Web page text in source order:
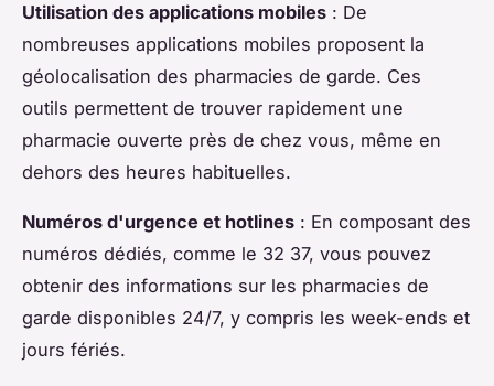
Utilisation des applications mobiles : De
nombreuses applications mobiles proposent la
géolocalisation des pharmacies de garde. Ces
outils permettent de trouver rapidement une
pharmacie ouverte près de chez vous, même en
dehors des heures habituelles.
Numéros d'urgence et hotlines : En composant des
numéros dédiés, comme le 32 37, vous pouvez
obtenir des informations sur les pharmacies de
garde disponibles 24/7, y compris les week-ends et
jours fériés.